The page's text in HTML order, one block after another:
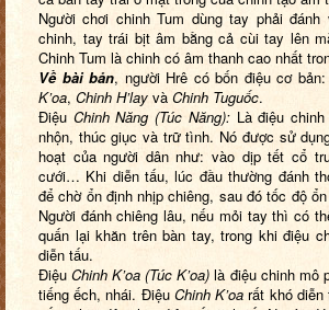
Người chơi chinh Tum dùng tay phải
chinh, tay trái bịt âm bằng cả cùi tay lên
Chinh Tum là chinh có âm thanh cao nhất
Về bài bản, người Hrê có bốn điệu cơ bản:
K’oa, Chinh H’lay và Chinh Tuguốc.
Điệu Chinh Năng (Túc Năng):Là điệu chinh
nhộn, thúc giục và trữ tình. Nó được sử
hoạt của người dân như: vào dịp tết cổ
cưới… Khi diễn tấu, lúc đầu thường đánh
để chờ ổn định nhịp chiêng, sau đó tốc độ
Người đánh chiêng lâu, nếu mỏi tay thì có
quấn lại khăn trên bàn tay, trong khi điệu
diễn tấu.
Điệu Chinh K’oa (Túc K’oa) là điệu chinh mô
tiếng ếch, nhái. Điệu Chinh K’oa rất khó diễn